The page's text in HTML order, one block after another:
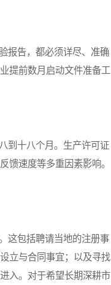
报告，都必须详尽、准确
提前数月启动文件准备工
到十八个月。生产许可证
馈速度等多重因素影响。
这包括聘请当地的注册事
立与合同事宜；以及寻找
入。对于希望长期深耕市